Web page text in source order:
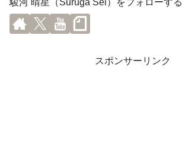
駿河 晴星（Suruga Sei）をフォローする
スポンサーリンク